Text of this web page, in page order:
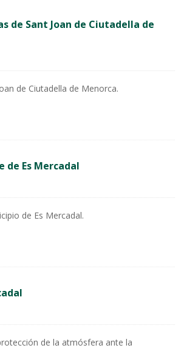
de Sant Joan de Ciutadella de
de Ciutadella de Menorca.
Es Mercadal
de Es Mercadal.
de la atmósfera ante la